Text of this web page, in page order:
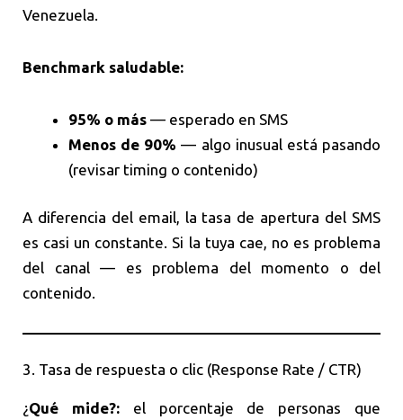
Venezuela.
Benchmark saludable:
95% o más — esperado en SMS
Menos de 90% — algo inusual está pasando
(revisar timing o contenido)
A diferencia del email, la tasa de apertura del SMS
es casi un constante. Si la tuya cae, no es problema
del canal — es problema del momento o del
contenido.
3. Tasa de respuesta o clic (Response Rate / CTR)
¿Qué mide?:el porcentaje de personas que